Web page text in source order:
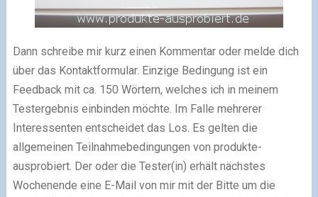
Dann schreibe mir kurz einen Kommentar oder melde dich
über das Kontaktformular. Einzige Bedingung ist ein
Feedback mit ca. 150 Wörtern, welches ich in meinem
Testergebnis einbinden möchte. Im Falle mehrerer
Interessenten entscheidet das Los. Es gelten die
allgemeinen Teilnahmebedingungen von produkte-
ausprobiert. Der oder die Tester(in) erhält nächstes
Wochenende eine E-Mail von mir mit der Bitte um die